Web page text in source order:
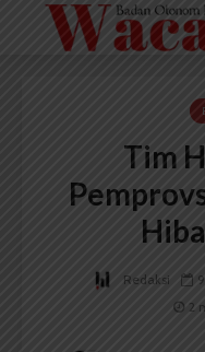
Tim
Redaksi
2